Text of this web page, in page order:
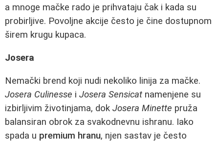
a mnoge mačke rado je prihvataju čak i kada su
probirljive. Povoljne akcije često je čine dostupnom
širem krugu kupaca.
Josera
Nemački brend koji nudi nekoliko linija za mačke.
Josera Culinesse i Josera Sensicat namenjene su
izbirljivim životinjama, dok Josera Minette pruža
balansiran obrok za svakodnevnu ishranu. Iako
spada u premium hranu, njen sastav je često